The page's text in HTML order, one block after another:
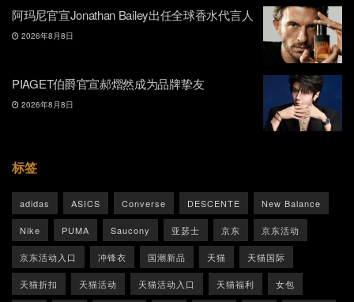
阿玛尼官宣Jonathan Bailey出任全球香水代言人
2026年8月8日
PIAGET伯爵官宣郝熠然成为品牌挚友
2026年8月8日
标签
adidas ASICS Converse DESCENTE New Balance
Nike PUMA Saucony 亚瑟士 京东 京东活动
京东活动入口 冲锋衣 国潮新品 天猫 天猫国际
天猫折扣 天猫活动 天猫活动入口 天猫福利 女包